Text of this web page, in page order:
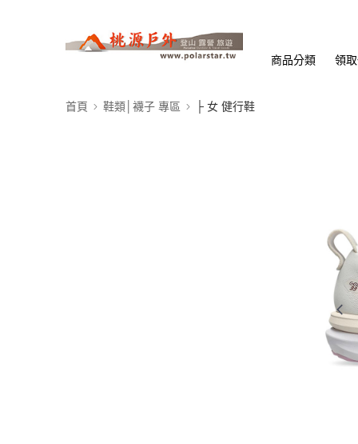
商品分類 領
首頁 鞋類│襪子 專區 ├ 女 健行鞋